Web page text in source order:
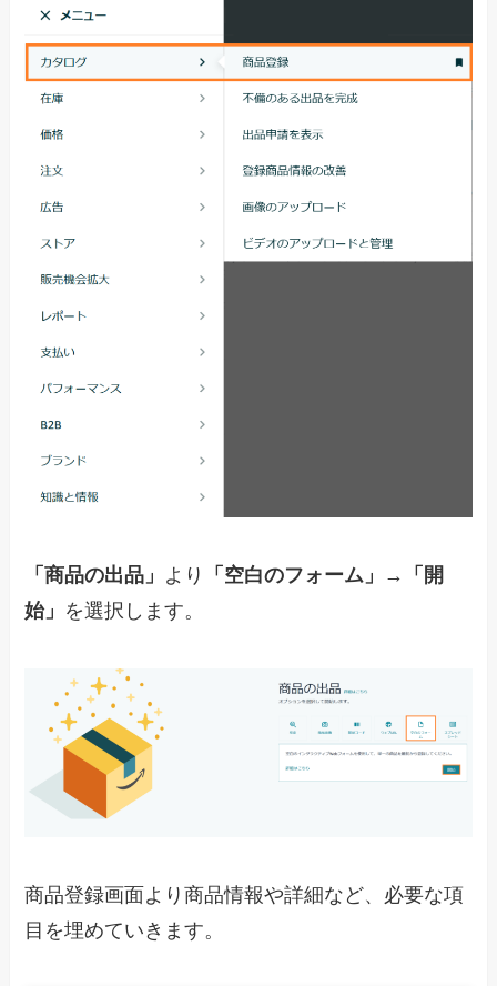
「商品の出品」 より 「空白のフォーム」 →
「開
始」 を選択します。
商品登録画面より商品情報や詳細など、必要な項
目を埋めていきます。